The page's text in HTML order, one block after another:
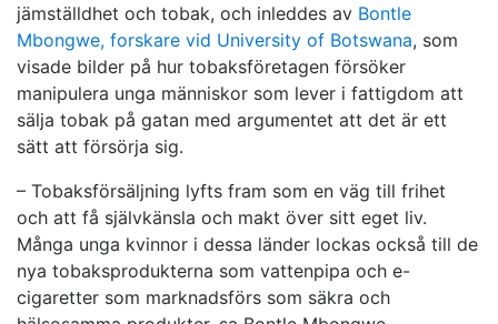
jämställdhet och tobak, och inleddes av Bontle
Mbongwe, forskare vid University of Botswana, som
visade bilder på hur tobaksföretagen försöker
manipulera unga människor som lever i fattigdom att
sälja tobak på gatan med argumentet att det är ett
sätt att försörja sig.
– Tobaksförsäljning lyfts fram som en väg till frihet
och att få självkänsla och makt över sitt eget liv.
Många unga kvinnor i dessa länder lockas också till de
nya tobaksprodukterna som vattenpipa och e-
cigaretter som marknadsförs som säkra och